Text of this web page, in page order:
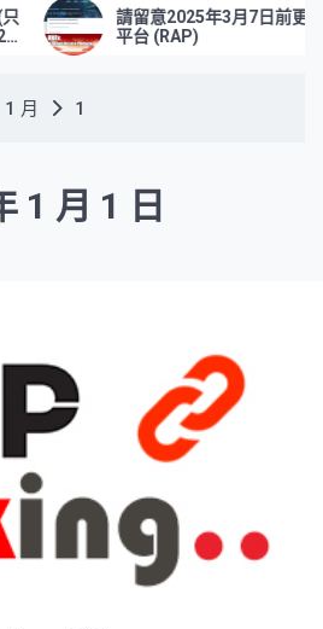
請留意2025年3月7日前更新
平台 (RAP)
1 月 1
1 月 1 日